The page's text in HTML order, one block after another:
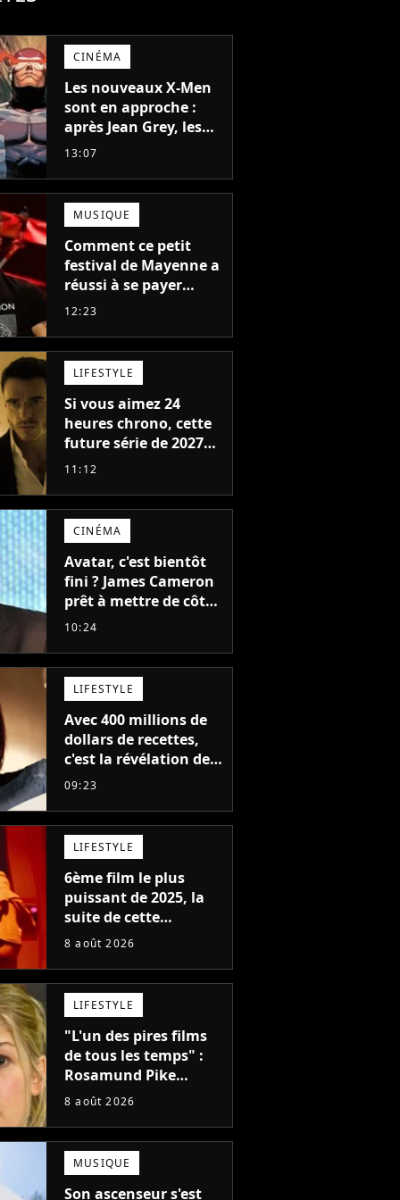
CINÉMA
Les nouveaux X-Men
sont en approche :
après Jean Grey, les
acteurs qui vont jouer
Cyclope trouvés !
13:07
MUSIQUE
Comment ce petit
festival de Mayenne a
réussi à se payer
Robbie Williams, Jul et
12:23
LIFESTYLE
Si vous aimez 24
heures chrono, cette
future série de 2027
va devenir votre
11:12
CINÉMA
Avatar, c'est bientôt
fini ? James Cameron
prêt à mettre de côté
sa saga de science-
de recettes
10:24
LIFESTYLE
Avec 400 millions de
dollars de recettes,
c'est la révélation de
2026 au cinéma : cette
remplacer Jennifer
Lawrence chez Marvel
09:23
LIFESTYLE
6ème film le plus
puissant de 2025, la
suite de cette
franchise culte est
réalisateur claque la
porte pour "différends
créatifs"
8 août 2026
LIFESTYLE
"L'un des pires films
de tous les temps" :
Rosamund Pike
pensait que ce film
fiction avec Dwayne
Johnson mettrait fin à
sa carrière
8 août 2026
MUSIQUE
Son ascenseur s'est